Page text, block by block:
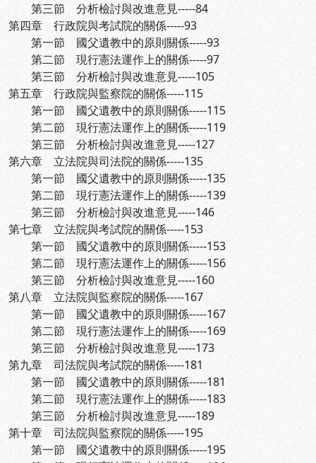
第三節 分析檢討與改進意見-----84
第四章 行政院與考試院的關係-----93
第一節 國父遺教中的原則關係-----93
第二節 現行憲法運作上的關係-----97
第三節 分析檢討與改進意見-----105
第五章 行政院與監察院的關係-----115
第一節 國父遺教中的原則關係-----115
第二節 現行憲法運作上的關係-----119
第三節 分析檢討與改進意見-----127
第六章 立法院與司法院的關係-----135
第一節 國父遺教中的原則關係-----135
第二節 現行憲法運作上的關係-----139
第三節 分析檢討與改進意見-----146
第七章 立法院與考試院的關係-----153
第一節 國父遺教中的原則關係-----153
第二節 現行憲法運作上的關係-----156
第三節 分析檢討與改進意見-----160
第八章 立法院與監察院的關係-----167
第一節 國父遺教中的原則關係-----167
第二節 現行憲法運作上的關係-----169
第三節 分析檢討與改進意見-----173
第九章 司法院與考試院的關係-----181
第一節 國父遺教中的原則關係-----181
第二節 現行憲法運作上的關係-----183
第三節 分析檢討與改進意見-----189
第十章 司法院與監察院的關係-----195
第一節 國父遺教中的原則關係-----195